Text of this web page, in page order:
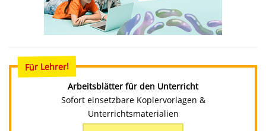
Für Lehrer!
Arbeitsblätter für den Unterricht
Sofort einsetzbare Kopiervorlagen &
Unterrichtsmaterialien